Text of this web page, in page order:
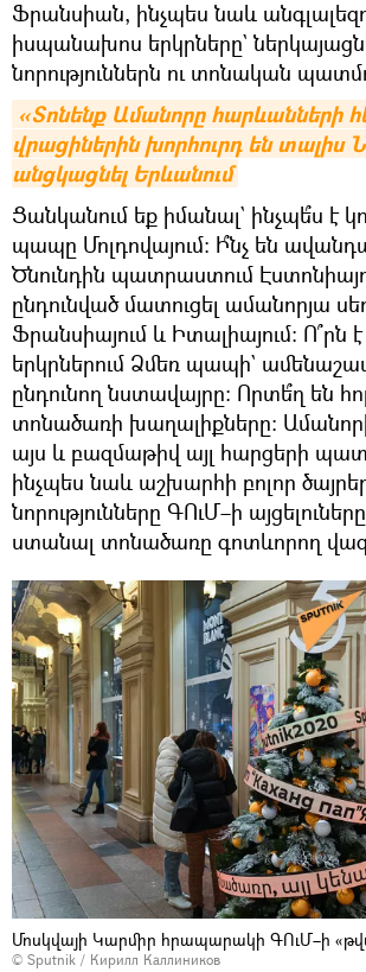
Ֆրանսիան, ինչպես նաև
իսպանախոս երկրները`
նորություններն ու տոնական
«Տոնենք Ամանորը հարևանների
վրացիներին խորհուրդ են տալիս
անցկացնել Երևանում
Ցանկանում եք իմանալ` ինչպե՞ս է
պապը Մոլդովայում։ Ի՞նչ են
Ծնունդին պատրաստում
ընդունված մատուցել ամանորյա
Ֆրանսիայում և Իտալիայում։ Ո՞րն
երկրներում Ձմեռ պապի`
ընդունող նստավայրը։ Որտե՞ղ են
տոնածառի խաղալիքները։
այս և բազմաթիվ այլ հարցերի
ինչպես նաև աշխարհի բոլոր
նորությունները ԳՈւՄ–ի
ստանալ տոնածառը գոտևորող
Մոսկվայի Կարմիր հրապարակի ԳՈւՄ–ի
© Sputnik / Кирилл Каллиников